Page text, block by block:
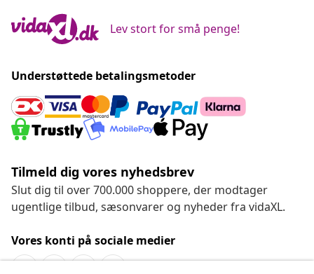
Lev stort for små penge!
Understøttede betalingsmetoder
Tilmeld dig vores nyhedsbrev
Slut dig til over 700.000 shoppere, der modtager
ugentlige tilbud, sæsonvarer og nyheder fra vidaXL.
Vores konti på sociale medier